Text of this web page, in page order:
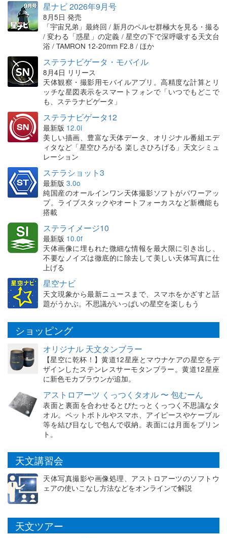
星ナビ 2026年9月号
8月5日 発売
「宇宙兄弟」最終回 / 新月のペルセ群極大を見る・撮る
/ 変わる「惑星」の定義 / 星空の下で深呼吸する天文台
浴 / TAMRON 12-20mm F2.8 / ほか
ステラナビゲータ・モバイル
8月4日 リリース
天体観察・撮影用モバイルアプリ。高精度な計算とリ
ッチな星図表示をスマートフォンで「いつでもどこで
も、ステラナビゲータ」
ステラナビゲータ12
最新版 12.0i
美しい描画、豊富な天体データ、オリジナル番組エデ
ィタなど「星空ひろがる 楽しさひろげる」天文シミュ
レーション
ステラショット3
最新版 3.0o
純国産のオールインワン天体撮影ソフトがパワーアッ
プ。ライブスタックやオートフォーカスなど新機能も
搭載
ステライメージ10
最新版 10.0f
天体画像に埋もれた微細な情報を最大限に引き出し、
不要なノイズは徹底的に除去して美しい天体写真に仕
上げる
星空ナビ
天文現象から最新ニュースまで、スマホをかざすと話
題がうかぶ。不思議がいっぱいの星空を楽しもう
ショッピング
オリジナル 天文タンブラー
【星空に乾杯！】黄道12星座とマウナケアの星空をデ
ザインしたステンレスサーモタンブラー。黄道12星座
に新色モカブラウンが追加。
アストロアーツ くっつくタオル 〜 包むーん
表面と裏面を合わせるとぴたっとくっつく不思議なタ
オル。ペットボトルやスマホ、アイピースやケーブル
等を結び目なしで包んで収納。表面には月面をプリン
ト。
天文講習会
天体写真撮影や画像処理、アストロアーツのソフトウ
ェアの使いこなし方法などをオンラインで解説
天文ツアー